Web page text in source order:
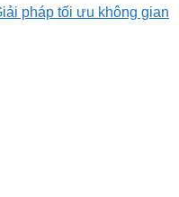
pháp tối ưu không gian